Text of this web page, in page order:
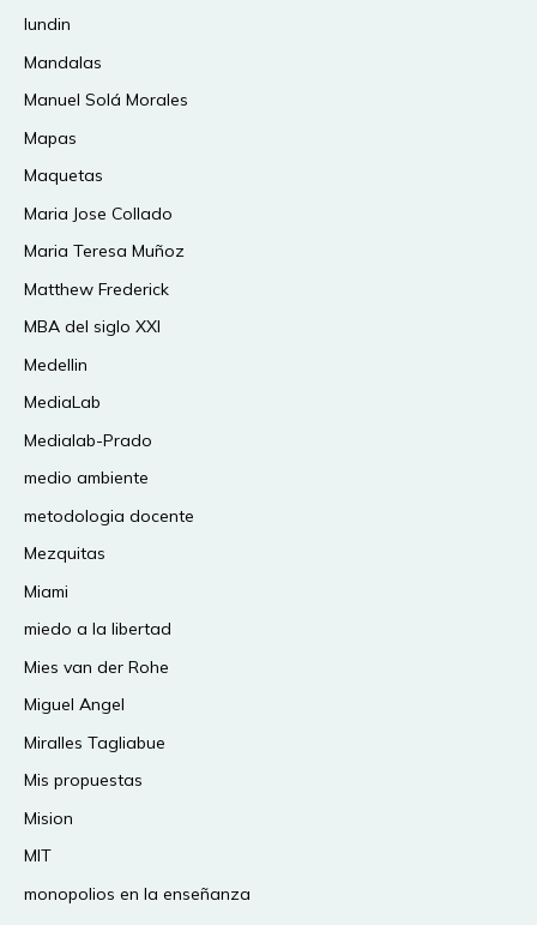
lundin
Mandalas
Manuel Solá Morales
Mapas
Maquetas
Maria Jose Collado
Maria Teresa Muñoz
Matthew Frederick
MBA del siglo XXI
Medellin
MediaLab
Medialab-Prado
medio ambiente
metodologia docente
Mezquitas
Miami
miedo a la libertad
Mies van der Rohe
Miguel Angel
Miralles Tagliabue
Mis propuestas
Mision
MIT
monopolios en la enseñanza